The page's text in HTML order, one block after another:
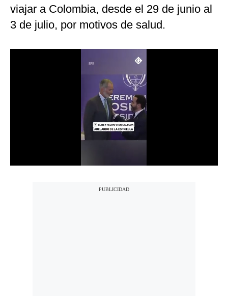
España
Internacional
Tecnología
viajar a Colombia, desde el 29 de junio al
3 de julio, por motivos de salud.